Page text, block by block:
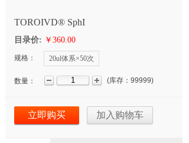
TOROIVD® SphI
目录价: ￥360.00
规格： 20ul体系×50次
数量： (库存： 99999)
立即购买 加入购物车